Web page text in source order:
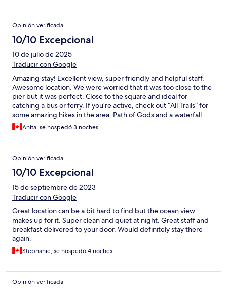
Opinión verificada
10/10 Excepcional
10 de julio de 2025
Traducir con Google
Amazing stay! Excellent view, super friendly and helpful staff.
Awesome location. We were worried that it was too close to the
pier but it was perfect. Close to the square and ideal for
catching a bus or ferry. If you’re active, check out “All Trails” for
some amazing hikes in the area. Path of Gods and a waterfall
one where you walk through hundreds of lemon trees. Totally
recommend this accommodation- enjoy your trip!
Anita, se hospedó 3 noches
Opinión verificada
10/10 Excepcional
15 de septiembre de 2023
Traducir con Google
Great location can be a bit hard to find but the ocean view
makes up for it. Super clean and quiet at night. Great staff and
breakfast delivered to your door. Would definitely stay there
again.
Stephanie, se hospedó 4 noches
Opinión verificada